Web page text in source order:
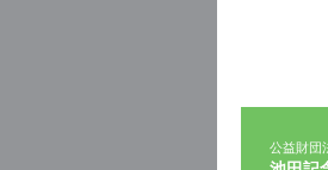
公益財団